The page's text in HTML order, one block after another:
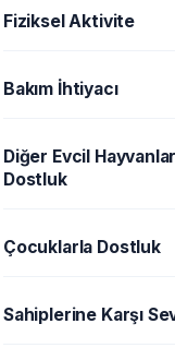
Fiziksel Aktivite
Bakım İhtiyacı
Diğer Evcil
Dostluk
Çocuklarla Dostluk
Sahiplerine Karşı